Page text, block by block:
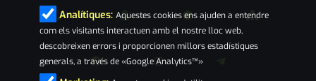
Analítiques: Aquestes cookies ens ajuden a entendre
com els visitants interactuen amb el nostre lloc web,
descobreixen errors i proporcionen millors estadístiques
generals, a través de «Google Analytics™»